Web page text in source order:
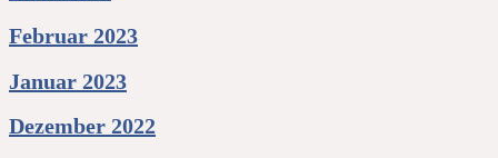
Februar 2023
Januar 2023
Dezember 2022